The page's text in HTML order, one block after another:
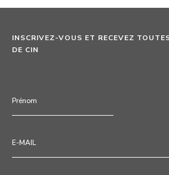
INSCRIVEZ-VOUS ET RECEVEZ
DE CIN